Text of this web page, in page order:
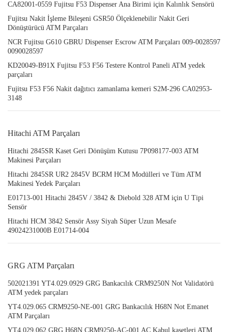
CA82001-0559 Fujitsu F53 Dispenser Ana Birimi için Kalınlık Sensörü
Fujitsu Nakit İşleme Bileşeni GSR50 Ölçeklenebilir Nakit Geri
Dönüştürücü ATM Parçaları
NCR Fujitsu G610 GBRU Dispenser Escrow ATM Parçaları 009-0028597
0090028597
KD20049-B91X Fujitsu F53 F56 Testere Kontrol Paneli ATM yedek
parçaları
Fujitsu F53 F56 Nakit dağıtıcı zamanlama kemeri S2M-296 CA02953-
3148
Hitachi ATM Parçaları
Hitachi 2845SR Kaset Geri Dönüşüm Kutusu 7P098177-003 ATM
Makinesi Parçaları
Hitachi 2845SR UR2 2845V BCRM HCM Modülleri ve Tüm ATM
Makinesi Yedek Parçaları
E01713-001 Hitachi 2845V / 3842 & Diebold 328 ATM için U Tipi
Sensör
Hitachi HCM 3842 Sensör Assy Siyah Süper Uzun Mesafe
49024231000B E01714-004
GRG ATM Parçaları
502021391 YT4.029.0929 GRG Bankacılık CRM9250N Not Validatörü
ATM yedek parçaları
YT4.029.065 CRM9250-NE-001 GRG Bankacılık H68N Not Emanet
ATM Parçaları
YT4.029.062 GRG H68N CRM9250-AC-001 AC Kabul kasetleri ATM